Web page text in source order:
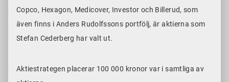
Copco, Hexagon, Medicover, Investor och Billerud, som
även finns i Anders Rudolfssons portfölj, är aktierna som
Stefan Cederberg har valt ut.
Aktiestrategen placerar 100 000 kronor var i samtliga av